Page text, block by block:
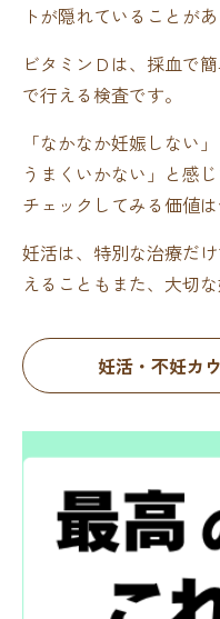
トが隠れていることがあ
ビタミンＤは、採血で
で行える検査です。
「なかなか妊娠しない
うまくいかない」と感
チェックしてみる価値は
妊活は、特別な治療だ
えることもまた、大切な
妊活・不妊カ